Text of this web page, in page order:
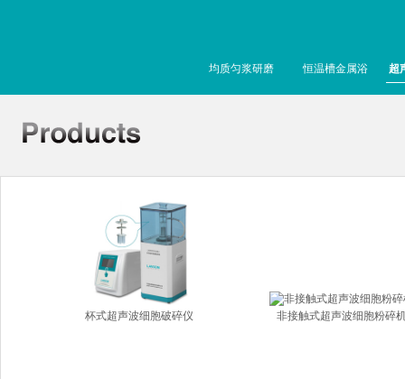
均质匀浆研磨 恒温槽金属浴 超
杯式超声波细胞破碎仪 非接触式超声波细胞粉碎